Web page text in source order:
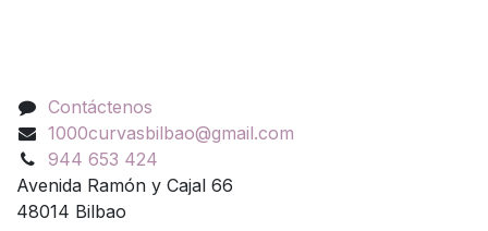
Contáctenos
1000curvasbilbao@gmail.com
944 653 424
Avenida Ramón y Cajal 66
48014 Bilbao